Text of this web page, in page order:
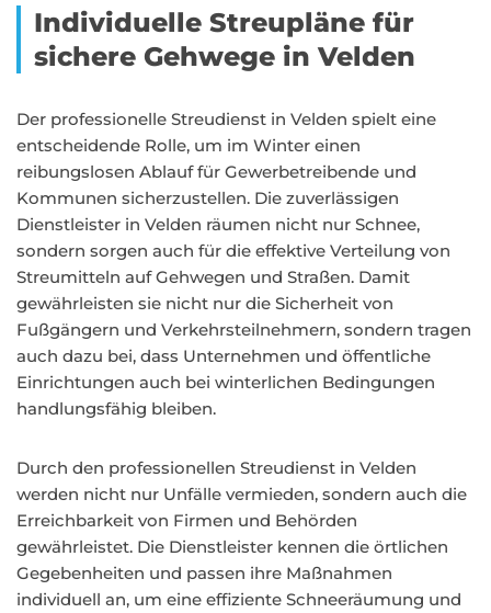
Individuelle Streupläne für
sichere Gehwege in Velden
Der professionelle Streudienst in Velden spielt eine
entscheidende Rolle, um im Winter einen
reibungslosen Ablauf für Gewerbetreibende und
Kommunen sicherzustellen. Die zuverlässigen
Dienstleister in Velden räumen nicht nur Schnee,
sondern sorgen auch für die effektive Verteilung von
Streumitteln auf Gehwegen und Straßen. Damit
gewährleisten sie nicht nur die Sicherheit von
Fußgängern und Verkehrsteilnehmern, sondern tragen
auch dazu bei, dass Unternehmen und öffentliche
Einrichtungen auch bei winterlichen Bedingungen
handlungsfähig bleiben.
Durch den professionellen Streudienst in Velden
werden nicht nur Unfälle vermieden, sondern auch die
Erreichbarkeit von Firmen und Behörden
gewährleistet. Die Dienstleister kennen die örtlichen
Gegebenheiten und passen ihre Maßnahmen
individuell an, um eine effiziente Schneeräumung und